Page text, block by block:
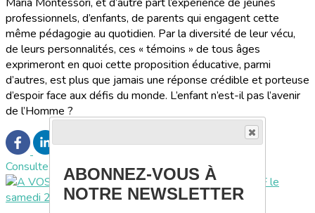
professionnels, d’enfants, de parents qui engagent cette
même pédagogie au quotidien. Par la diversité de leur vécu,
de leurs personnalités, ces « témoins » de tous âges
exprimeront en quoi cette proposition éducative, parmi
d’autres, est plus que jamais une réponse crédible et porteuse
d’espoir face aux défis du monde. L’enfant n’est-il pas l’avenir
de l’Homme ?
Consultez égalementABONNEZ-VOUS À
NOTRE NEWSLETTER